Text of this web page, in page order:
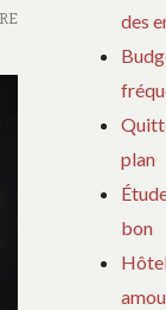
des
plan
bon